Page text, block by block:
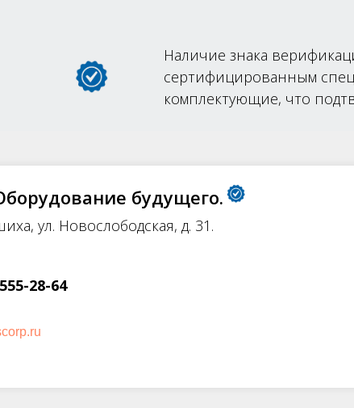
Наличие знака
сертифицированным
комплектующие, что
будущего.
ул. Новослободская, д. 31.
28-64